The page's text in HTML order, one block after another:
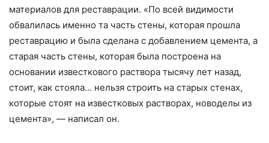
материалов для реставрации. «По всей видимости
обвалилась именно та часть стены, которая прошла
реставрацию и была сделана с добавлением цемента, а
старая часть стены, которая была построена на
основании известкового раствора тысячу лет назад,
стоит, как стояла… нельзя строить на старых стенах,
которые стоят на известковых растворах, новоделы из
цемента», — написал он.